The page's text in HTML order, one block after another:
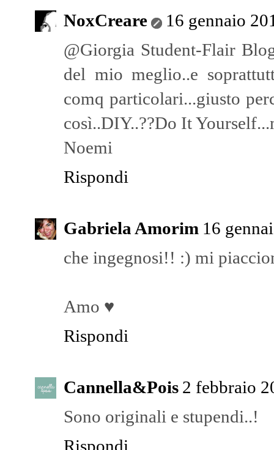
NoxCreare
16 gennaio
@Giorgia Student-Flair
del mio meglio..e
comq particolari...giusto
così..DIY..??Do It
Noemi
Rispondi
Gabriela Amorim 16
che ingegnosi!! :) mi
Amo ♥
Rispondi
Cannella&Pois 2 febbraio
Sono originali e stupendi..!
Rispondi